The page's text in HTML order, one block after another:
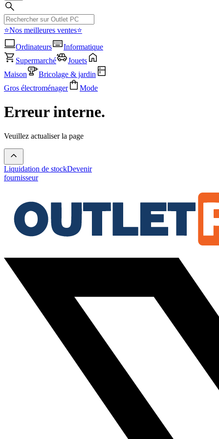
⭐Nos meilleures ventes⭐
Ordinateurs
Informatique
Supermarché
Jouets
Maison
Bricolage & jardin
Gros électroménager
Mode
Erreur interne.
Veuillez actualiser la page
Liquidation de stockDevenir
fournisseur